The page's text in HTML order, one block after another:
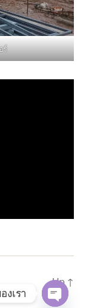
ร์
Up↑
งเรา